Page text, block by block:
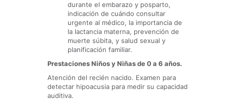
durante el embarazo y posparto,
indicación de cuándo consultar
urgente al médico, la importancia de
la lactancia materna, prevención de
muerte súbita, y salud sexual y
planificación familiar.
Prestaciones Niños y Niñas de 0 a 6 años.
Atención del recién nacido. Examen para
detectar hipoacusia para medir su capacidad
auditiva.